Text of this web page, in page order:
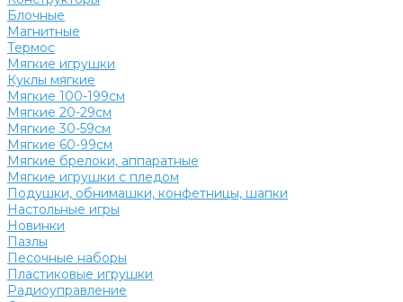
Блочные
Магнитные
Термос
Мягкие игрушки
Куклы мягкие
Мягкие 100-199см
Мягкие 20-29см
Мягкие 30-59см
Мягкие 60-99см
Мягкие брелоки, аппаратные
Мягкие игрушки с пледом
Подушки, обнимашки, конфетницы, шапки
Настольные игры
Новинки
Пазлы
Песочные наборы
Пластиковые игрушки
Радиоуправление